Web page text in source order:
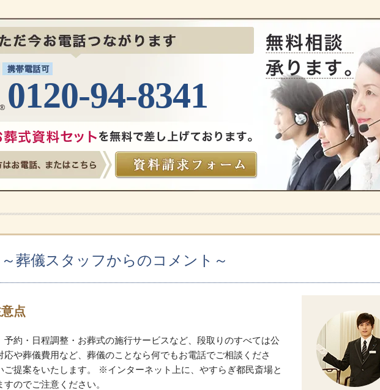
0120-94-8341
葬儀スタッフからのコメント～
点
約・日程調整・お葬式の施行サービスなど、段取りのすべては公
や葬儀費用など、葬儀のことなら何でもお電話でご相談くださ
ご提案をいたします。 ※インターネット上に、やすらぎ都民斎場と
のでご注意ください。